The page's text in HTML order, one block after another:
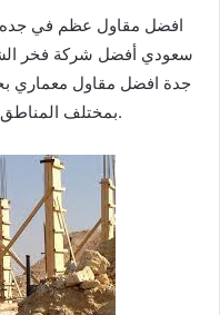
افضل مقاول عظم في
سعودي أفضل شركة فخر
جدة افضل مقاول معماري
بمختلف المناطق بالمملكة العربية السعودية.